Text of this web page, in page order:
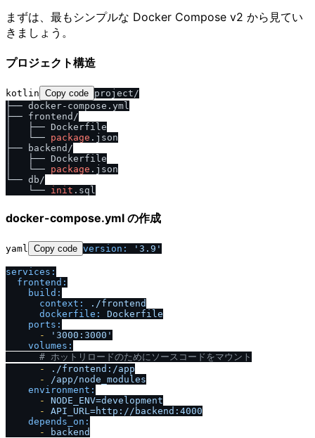
まずは、最もシンプルな Docker Compose v2 から見てい
きましょう。
プロジェクト構造
kotlin Copy code project/
├── docker-compose.yml
├── frontend/
│   ├── Dockerfile
│   └── package .json
├── backend/
│   ├── Dockerfile
│   └── package .json
└── db/
    └──
init
docker-compose.yml の作成
yaml Copy code version: '3.9'
services:
frontend:
build:
context:
. /frontend
dockerfile:
Dockerfile
ports:
-
'3000:3000'
volumes:
# ホットリロードのためにソースコードをマウント
-
. /frontend: /app
-
/app /node_modules
environment:
-
NODE_ENV=development
-
API_URL=http: / / backend:4000
depends_on:
-
backend